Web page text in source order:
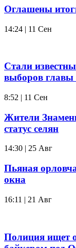
Оглашены
14:24 | 11 Сен
Стали
выборов главы
8:52 | 11 Сен
Жители
статус селян
14:30 | 25 Авг
Пьяная
окна
16:11 | 21 Авг
Полиция ищет